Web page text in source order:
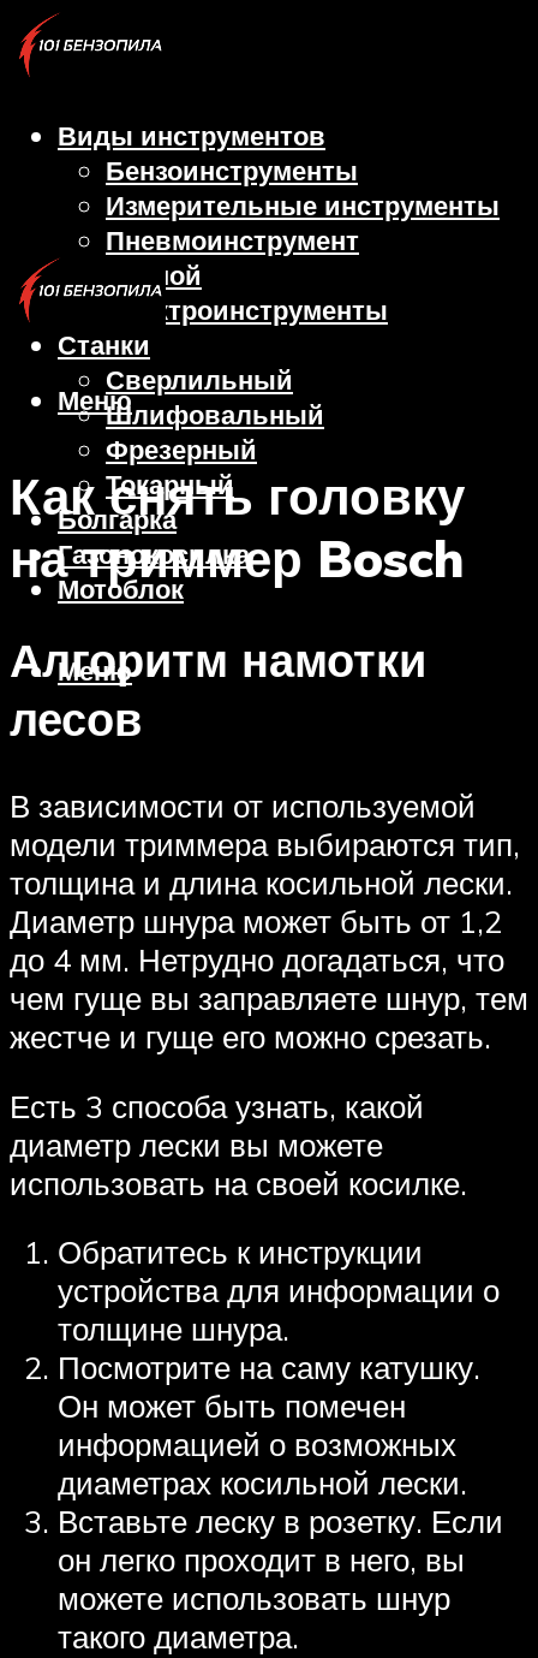
Виды инструментов
Бензоинструменты
Измерительные инструменты
Пневмоинструмент
Ручной
Электроинструменты
Станки
Сверлильный
Шлифовальный
Фрезерный
Токарный
Болгарка
Газонокосилка
Мотоблок
Меню
Меню
Как снять головку
на триммер Bosch
Алгоритм намотки
лесов
В зависимости от используемой
модели триммера выбираются тип,
толщина и длина косильной лески.
Диаметр шнура может быть от 1,2
до 4 мм. Нетрудно догадаться, что
чем гуще вы заправляете шнур, тем
жестче и гуще его можно срезать.
Есть 3 способа узнать, какой
диаметр лески вы можете
использовать на своей косилке.
Обратитесь к инструкции
устройства для информации о
толщине шнура.
Посмотрите на саму катушку.
Он может быть помечен
информацией о возможных
диаметрах косильной лески.
Вставьте леску в розетку. Если
он легко проходит в него, вы
можете использовать шнур
такого диаметра.